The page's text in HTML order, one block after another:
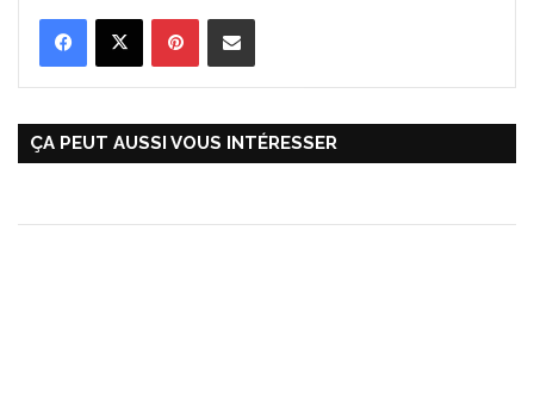
ÇA PEUT AUSSI VOUS INTÉRESSER